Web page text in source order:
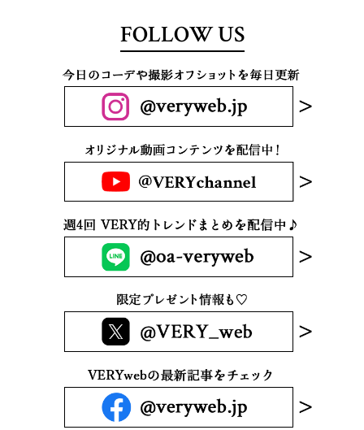
FOLLOW US